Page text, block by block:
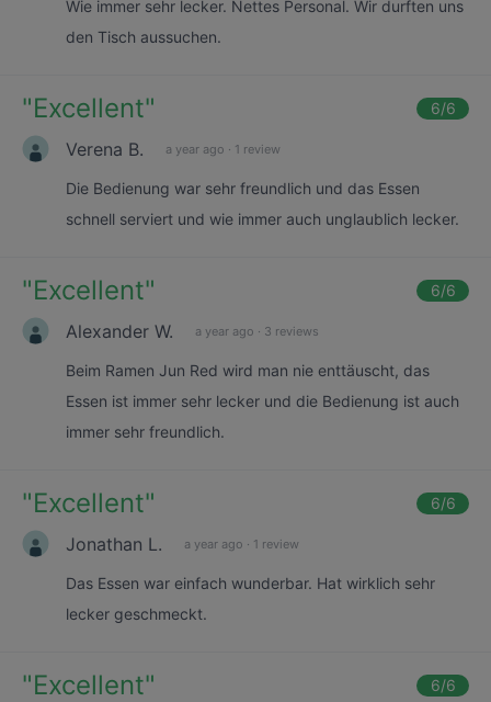
Wie immer sehr lecker. Nettes Personal. Wir durften uns
den Tisch aussuchen.
"Excellent" 6/6
Verena B. a year ago · 1 review
Die Bedienung war sehr freundlich und das Essen
schnell serviert und wie immer auch unglaublich lecker.
"Excellent" 6/6
Alexander W. a year ago · 3 reviews
Beim Ramen Jun Red wird man nie enttäuscht, das
Essen ist immer sehr lecker und die Bedienung ist auch
immer sehr freundlich.
"Excellent" 6/6
Jonathan L. a year ago · 1 review
Das Essen war einfach wunderbar. Hat wirklich sehr
lecker geschmeckt.
"Excellent" 6/6